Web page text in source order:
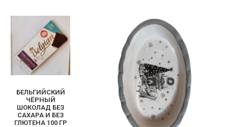
БЕЛЬГИЙСКИЙ
ЧЁРНЫЙ
ШОКОЛАД БЕЗ
САХАРА И БЕЗ
ГЛЮТЕНА 100 ГР